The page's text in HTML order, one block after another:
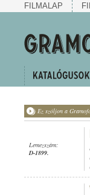
FILMALAP
Ez szóljon a
Lemezszám:
D-1899.